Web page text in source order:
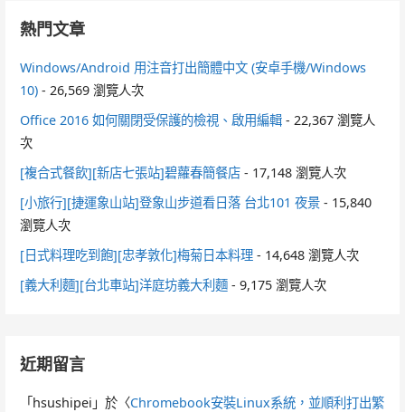
熱門文章
Windows/Android 用注音打出簡體中文 (安卓手機/Windows
10) - 26,569 瀏覽人次
Office 2016 如何關閉受保護的檢視、啟用編輯 - 22,367 瀏覽人
次
[複合式餐飲][新店七張站]碧蘿春簡餐店 - 17,148 瀏覽人次
[小旅行][捷運象山站]登象山步道看日落 台北101 夜景 - 15,840
瀏覽人次
[日式料理吃到飽][忠孝敦化]梅菊日本料理 - 14,648 瀏覽人次
[義大利麵][台北車站]洋庭坊義大利麵 - 9,175 瀏覽人次
近期留言
「hsushipei 」於〈Chromebook安裝Linux系統，並順利打出繁